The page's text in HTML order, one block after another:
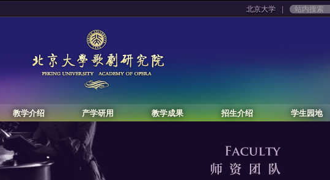
北京大学 |
教学介绍 产学研用 教学成果 招生介绍 学生园地